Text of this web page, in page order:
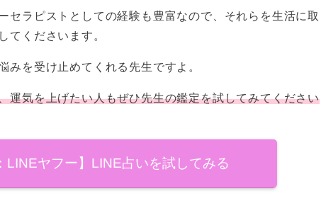
セラピストとしての経験も豊富なので、それらを生活に取
てくださいます。
みを受け止めてくれる先生ですよ。
運気を上げたい人もぜひ先生の鑑定を試してみてください
LINEヤフー】LINE占いを試してみる